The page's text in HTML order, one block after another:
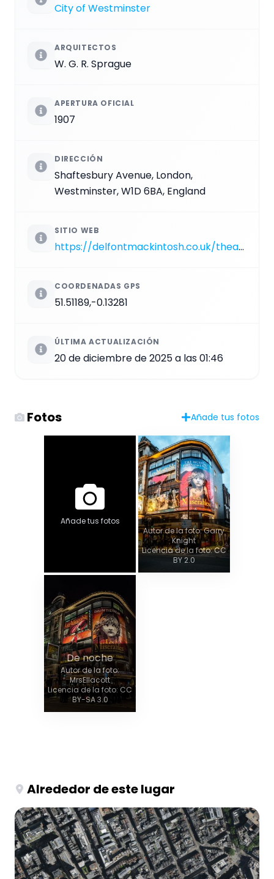
City of Westminster
ARQUITECTOS
W. G. R. Sprague
APERTURA OFICIAL
1907
DIRECCIÓN
Shaftesbury Avenue, London,
Westminster, W1D 6BA, England
SITIO WEB
https://delfontmackintosh.co.uk/theatres/sondheim-theatre
COORDENADAS GPS
51.51189,-0.13281
ÚLTIMA ACTUALIZACIÓN
20 de diciembre de 2025 a las 01:46
Fotos Añade tus fotos
Añade tus fotos
Autor de la foto: Garry
Knight
Licencia de la foto: CC
BY 2.0
De noche
Autor de la foto:
MrsEllacott
Licencia de la foto: CC
BY-SA 3.0
Alrededor de este lugar